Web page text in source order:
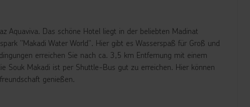
Aquaviva. Das schöne Hotel liegt in der beliebten Madinat
"Makadi Water World". Hier gibt es Wasserspaß für Groß und
erreichen Sie nach ca. 3,5 km Entfernung mit einem
Souk Makadi ist per Shuttle-Bus gut zu erreichen. Hier können
genießen.